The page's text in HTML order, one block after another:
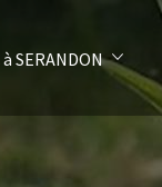
à SERANDON